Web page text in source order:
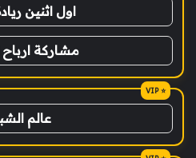
اول اثنين
مشاركة
عالم